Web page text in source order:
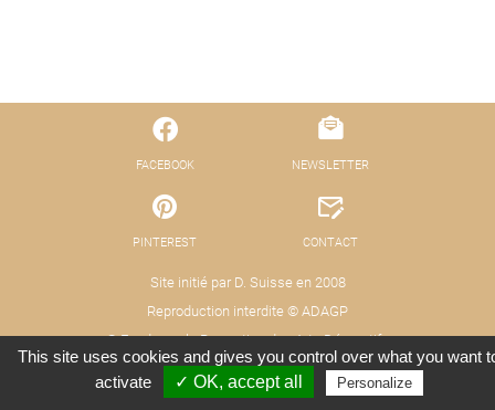
FACEBOOK
PINTEREST
Site initié par D. Suisse en 2008
Reproduction interdite © ADAGP
© Fond pour la Promotion des Arts Décoratifs
NEWSLETTER
CONTACT
Mentions légales - Protection des données Crédits : Xooloop Studio
This site uses cookies and gives you control over what you want
activate
✓ OK, accept all Personalize